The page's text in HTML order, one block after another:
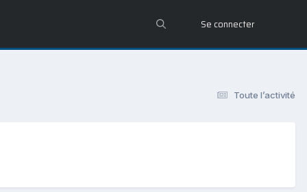
Se connecter
Toute l’activité